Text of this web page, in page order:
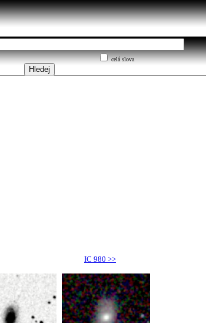
celá slova
IC 980 >>